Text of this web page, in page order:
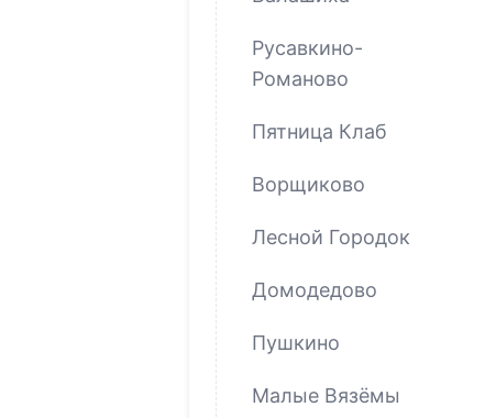
Русавкино-
Романово
Пятница Клаб
Ворщиково
Лесной Городок
Домодедово
Пушкино
Малые Вязёмы